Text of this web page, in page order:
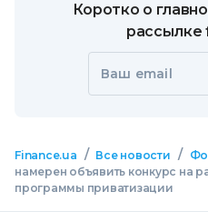
Коротко о
рассылке
Ваш email
Finance.ua / Все новости /
намерен объявить конкурс на
программы приватизации